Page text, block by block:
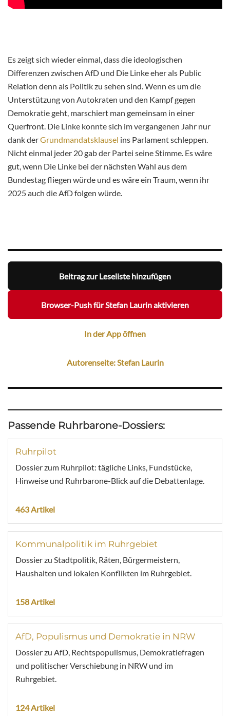
Es zeigt sich wieder einmal, dass die ideologischen
Differenzen zwischen AfD und Die Linke eher als Public
Relation denn als Politik zu sehen sind. Wenn es um die
Unterstützung von Autokraten und den Kampf gegen
Demokratie geht, marschiert man gemeinsam in einer
Querfront. Die Linke konnte sich im vergangenen Jahr nur
dank derGrundmandatsklausel ins Parlament schleppen.
Nicht einmal jeder 20 gab der Partei seine Stimme. Es wäre
gut, wenn Die Linke bei der nächsten Wahl aus dem
Bundestag fliegen würde und es wäre ein Traum, wenn ihr
2025 auch die AfD folgen würde.
Beitrag zur Leseliste hinzufügen
Browser-Push für Stefan Laurin aktivieren
In der App öffnen
Autorenseite: Stefan Laurin
Passende Ruhrbarone-Dossiers:
Ruhrpilot
Dossier zum Ruhrpilot: tägliche Links, Fundstücke,
Hinweise und Ruhrbarone-Blick auf die Debattenlage.
463 Artikel
Kommunalpolitik im Ruhrgebiet
Dossier zu Stadtpolitik, Räten, Bürgermeistern,
Haushalten und lokalen Konflikten im Ruhrgebiet.
158 Artikel
AfD, Populismus und Demokratie in NRW
Dossier zu AfD, Rechtspopulismus, Demokratiefragen
und politischer Verschiebung in NRW und im
Ruhrgebiet.
124 Artikel